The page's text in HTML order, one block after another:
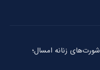
زنانه امسال؛